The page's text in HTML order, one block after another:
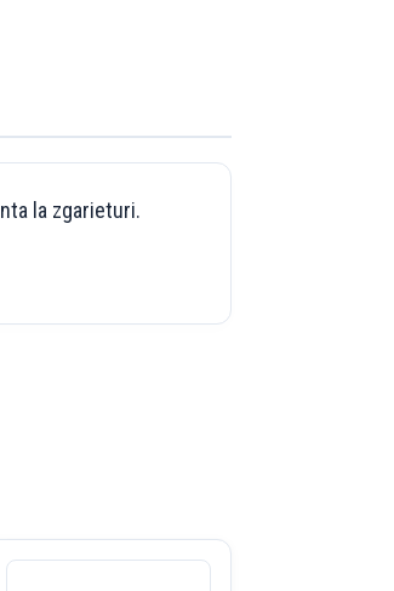
la zgarieturi.